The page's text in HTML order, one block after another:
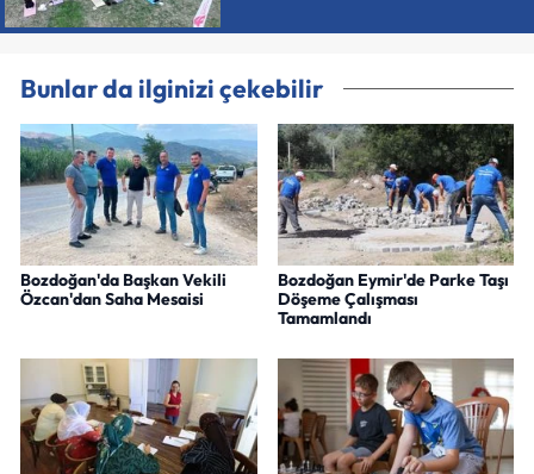
Bunlar da ilginizi çekebilir
Bozdoğan'da Başkan Vekili
Özcan'dan Saha Mesaisi
Bozdoğan Eymir'de Parke Taşı
Döşeme Çalışması
Tamamlandı